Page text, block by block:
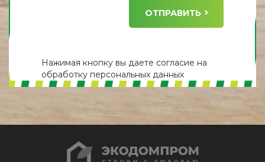
ОТПРАВИТЬ
Нажимая кнопку вы даете согласие на
обработку персональных данных